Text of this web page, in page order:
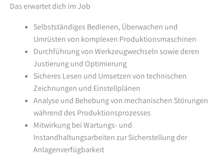
Das erwartet dich im Job
Selbstständiges Bedienen, Überwachen und
Umrüsten von komplexen Produktionsmaschinen
Durchführung von Werkzeugwechseln sowie deren
Justierung und Optimierung
Sicheres Lesen und Umsetzen von technischen
Zeichnungen und Einstellplänen
Analyse und Behebung von mechanischen Störungen
während des Produktionsprozesses
Mitwirkung bei Wartungs- und
Instandhaltungsarbeiten zur Sicherstellung der
Anlagenverfügbarkeit